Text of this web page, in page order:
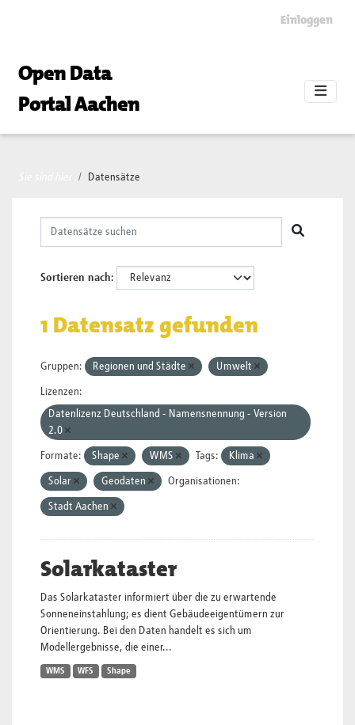
Einloggen
Open Data
Portal Aachen
Datensätze
Sortieren nach
1 Datensatz gefunden
Gruppen: Regionen und Städte Umwelt
Lizenzen:
Datenlizenz Deutschland - Namensnennung - Version
2.0
Formate: Shape WMS Tags: Klima
Solar Geodaten Organisationen:
Stadt Aachen
Solarkataster
Das Solarkataster informiert über die zu erwartende
Sonneneinstahlung; es dient Gebäudeeigentümern zur
Orientierung. Bei den Daten handelt es sich um
Modellergebnisse, die einer...
WMS WFS Shape